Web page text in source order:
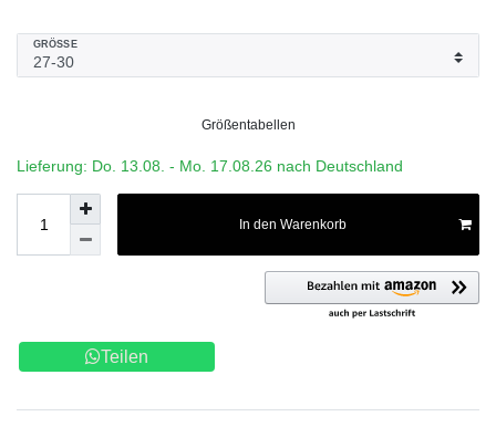
GRÖSSE
Größentabellen
Lieferung: Do. 13.08. - Mo. 17.08.26 nach Deutschland
In den Warenkorb
Teilen